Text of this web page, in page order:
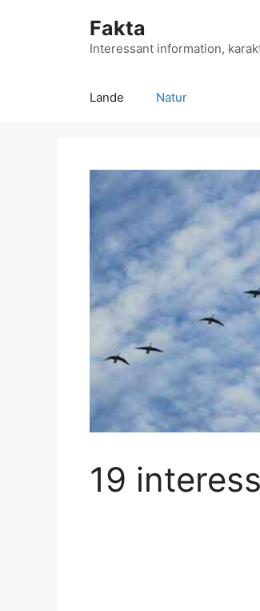
Fakta
Interessant information,
Lande Natur
19